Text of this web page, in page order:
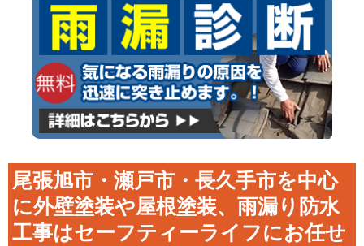
尾張旭市・瀬戸市・長久手市を中心
に外壁塗装や屋根塗装、雨漏り防水
工事はセーフティーライフにお任せ